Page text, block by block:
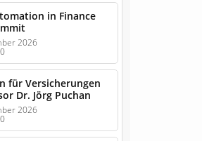
in Finance
2026
für Versicherungen
Dr. Jörg Puchan
2026